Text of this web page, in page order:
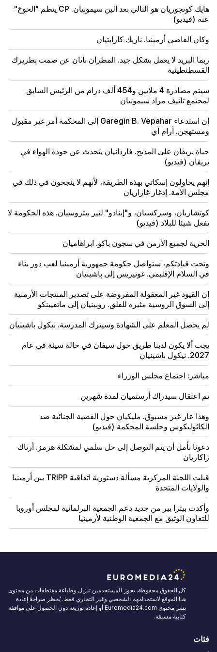
في قضية فيهابار يتنحى (فيديو)
19:38
وكان القاضي أرمينيا. ناريك كارابتيان
19:17 مهم
ربما البريد لا يعمل بشكل جيد. المطران ناثان عن صمت
بطريرك القسطنطينية
19:01
وفي الولايات المتحدة، تم تغريم فيسبوك وإنستغرام 567
مليون دولار
18:51
تم تعليق التحويل غير القانوني لـ 16 مليون روبل إلى أرمينيا
في مينفودي
18:30
سيتم مصادرة 4 ملايين و454 ألف درام من الرئيس السابق
لمجتمع تاتيف مراد سيمونيان
18:19
تفتقر بيلاروسيا إلى نظام إدارة الاتحاد السوفييتي. لوكاشينكو
يجب حماية الكنيسة الأرمنية في كل مكان، لكن السبيل
لإنهاء كل هذا هو تغيير السلطة. تيغران أبراهاميان
09:28
سيحاولون الفوز بقلب ساسون. "النشر"
09:11
"النشر". أريك هاروتيونيان "المتسول لن يكون له بطن؟"
هايك كونجوريان هو التالي بعد ألين سيمونيان. CP ينظم "الخوخ"
عنه (فيديو)
وكان القاضي أرمينيا. ناريك كارابتيان
ربما البريد لا يعمل بشكل جيد. المطران ناثان عن صمت بطريرك
القسطنطينية
سيتم مصادرة 4 ملايين و454 ألف درام من الرئيس السابق
لمجتمع تاتيف مراد سيمونيان
إن استدعاء Garegin B. Vepahar إلى المحكمة أمر غير مقبول
ومستهجن. آرام آي
حياة يريفان على المذبح. فاردانيان يتحدث عن جودة الهواء في
يريفان (فيديو)
إنهم يحاولون إسكاتي بهذه الطريقة، لأنهم لا ينجحون في ذلك في
مجلس الأمة. إدغار غازاريان
كوتشاريان، وسركسيان، و"إينادو" لتير بيتروسيان. هذه الحكومة لا
تفعل شيئا للبلاد (فيديو)
الحرية لجميع الأرمن في سجون باكو. ابراهاميان
وتحت قيادتكم، ستواصل حكومة جمهورية أرمينيا لعب دور بناء
في السلام الإقليمي. غوتيريس إلى باشينيان
إن القيود غير المعقولة المفروضة على تصدير المنتجات الأرمنية
إلى السوق الروسية مثيرة للقلق. روبينيان إلى ماتفيينكو
لم يحصل المعلم على الشهادة وسيترك المدرسة. نيكول باشينيان
يجب ألا يكون لدينا طريق حول سيفان في حالة سيئة في عام
2027. نيكول باشينيان
مباشر: اجتماع مجلس الوزراء
تم اعتقال سيدراك أرستميان لمدة شهرين
وهذا عار غير مسبوق. مليكيان حول القضية الجنائية ضد
الكاثوليكوس وجلسة المحكمة (فيديو)
دعونا نأمل أن يتم التوصل إلى حل سلمي لمشكلة هرمز. أرتاك
زاكاريان
قبلت اللجنة المركزية مسألة دستورية اتفاقية TRIPP بين أرمينيا
والولايات المتحدة
وأكدت بيترا بير من جديد دعم الجمعية البرلمانية لمجلس أوروبا
للتعاون الوثيق مع الجمعية الوطنية لأرمينيا
كل الحقوق محفوظة. يجوز للمستخدمين تنزيل وطباعة مقتطفات من محتوى
هذا الموقع لاستخدامهم الشخصي وغير التجاري فقط. يُحظر صراحةً إعادة
نشر محتوى Euromedia24.com أو إعادة توزيعه دون الحصول على موافقة
كتابية مسبقة.
فئات